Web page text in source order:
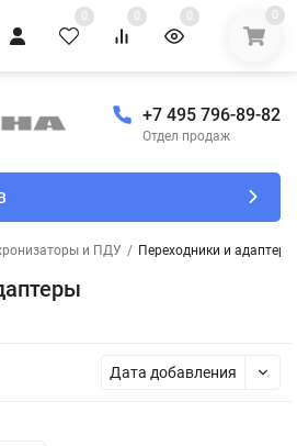
0 0 0 0
+7 495 796-89-82
Отдел продаж
и ПДУ / Переходники и адаптеры
Дата добавления